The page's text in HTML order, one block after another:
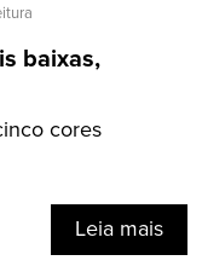
baixas,
cores
Leia mais